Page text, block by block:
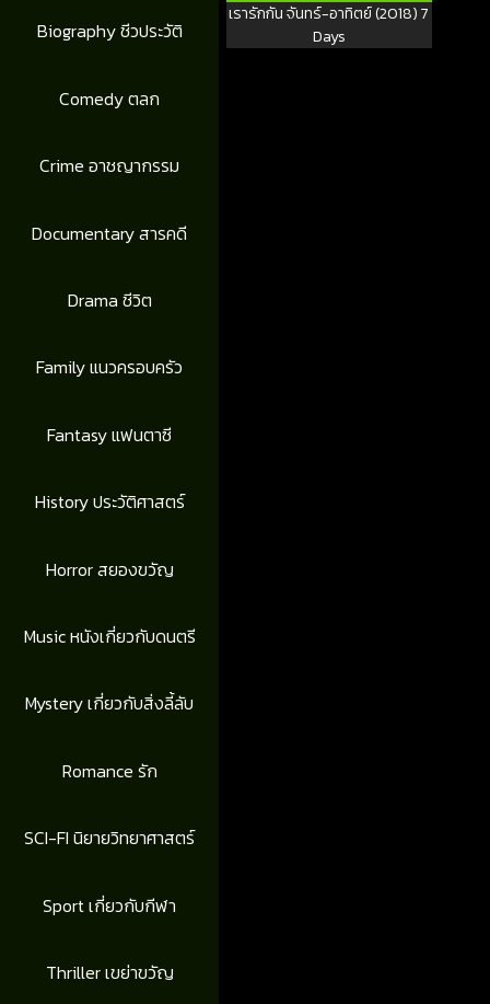
Biography ชีวประวัติ
Comedy ตลก
Crime อาชญากรรม
Documentary สารคดี
Drama ชีวิต
Family แนวครอบครัว
Fantasy แฟนตาซี
History ประวัติศาสตร์
Horror สยองขวัญ
Music หนังเกี่ยวกับดนตรี
Mystery เกี่ยวกับสิ่งลี้ลับ
Romance รัก
SCI-FI นิยายวิทยาศาสตร์
Sport เกี่ยวกับกีฬา
Thriller เขย่าขวัญ
เรารักกัน จันทร์-อาทิตย์ (2018) 7
Days